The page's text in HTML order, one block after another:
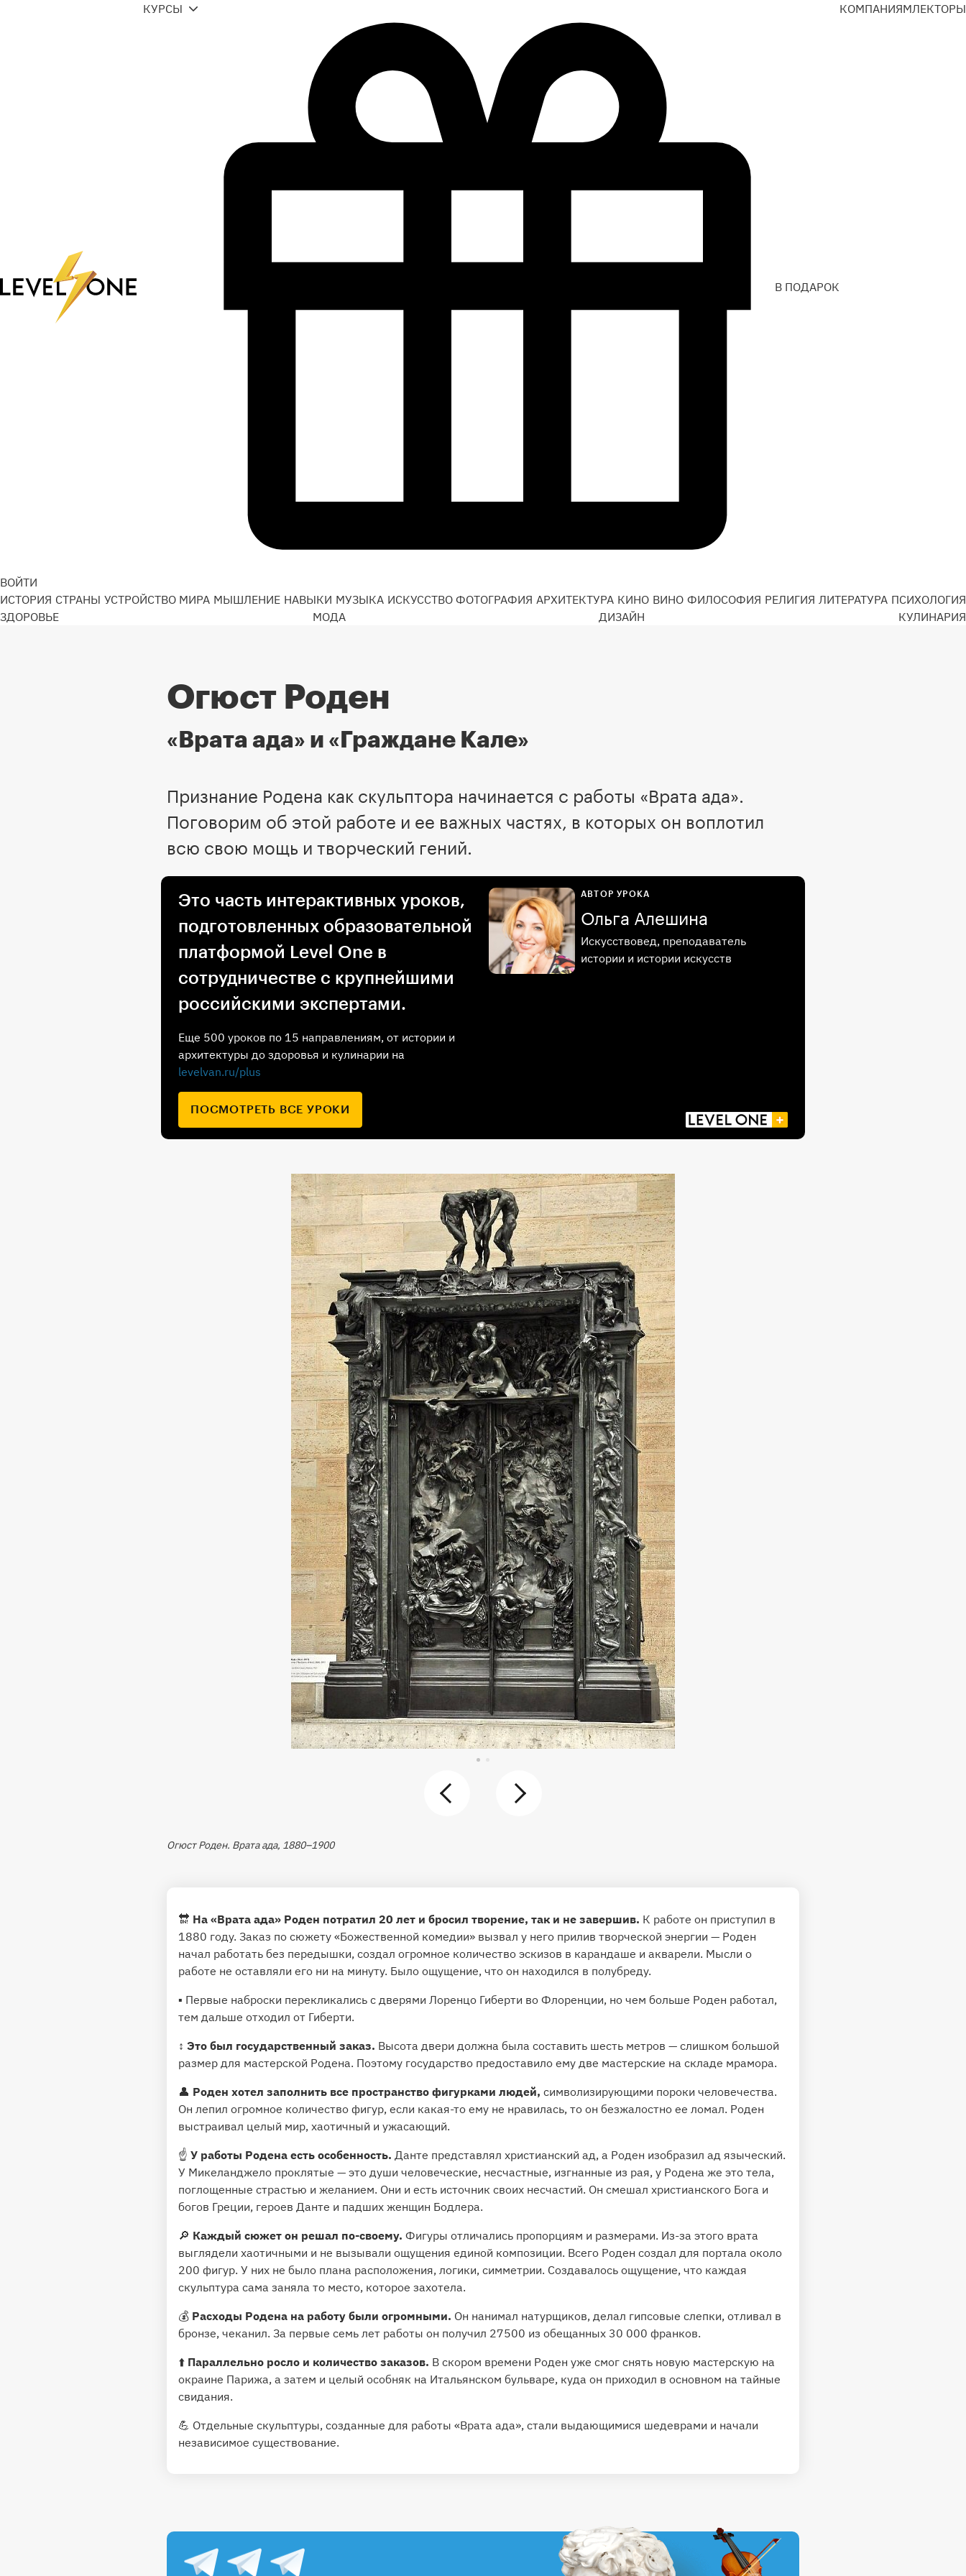
ВОЙТИ
КУРСЫ
В ПОДАРОК
КОМПАНИЯМЛЕКТОРЫ
ИСТОРИЯ СТРАНЫ УСТРОЙСТВО МИРА МЫШЛЕНИЕ НАВЫКИ МУЗЫКА ИСКУССТВО ФОТОГРАФИЯ АРХИТЕКТУРА КИНО ВИНО ФИЛОСОФИЯ РЕЛИГИЯ ЛИТЕРАТУРА ПСИХОЛОГИЯ
ЗДОРОВЬЕ
МОДА ДИЗАЙН КУЛИНАРИЯ
Огюст Роден
«Врата ада» и «Граждане Кале»
Признание Родена как скульптора начинается с работы «Врата ада».
Поговорим об этой работе и ее важных частях, в которых он воплотил
всю свою мощь и творческий гений.
Это часть интерактивных уроков,
подготовленных образовательной
платформой Level One в
сотрудничестве с крупнейшими
российскими экспертами.
Еще 500 уроков по 15 направлениям, от истории и
архитектуры до здоровья и кулинарии на
levelvan.ru/plus
ПОСМОТРЕТЬ ВСЕ УРОКИ
АВТОР УРОКА
Ольга Алешина
Искусствовед, преподаватель
истории и истории искусств
Огюст Роден. Врата ада, 1880–1900
🔛 На «Врата ада» Роден потратил 20 лет и бросил творение, так и не завершив. К работе он приступил в
1880 году. Заказ по сюжету «Божественной комедии» вызвал у него прилив творческой энергии — Роден
начал работать без передышки, создал огромное количество эскизов в карандаше и акварели. Мысли о
работе не оставляли его ни на минуту. Было ощущение, что он находился в полубреду.
▪️ Первые наброски перекликались с дверями Лоренцо Гиберти во Флоренции, но чем больше Роден работал,
тем дальше отходил от Гиберти.
↕️ Это был государственный заказ. Высота двери должна была составить шесть метров — слишком большой
размер для мастерской Родена. Поэтому государство предоставило ему две мастерские на складе мрамора.
👤 Роден хотел заполнить все пространство фигурками людей, символизирующими пороки человечества.
Он лепил огромное количество фигур, если какая-то ему не нравилась, то он безжалостно ее ломал. Роден
выстраивал целый мир, хаотичный и ужасающий.
☝️ У работы Родена есть особенность. Данте представлял христианский ад, а Роден изобразил ад языческий.
У Микеланджело проклятые — это души человеческие, несчастные, изгнанные из рая, у Родена же это тела,
поглощенные страстью и желанием. Они и есть источник своих несчастий. Он смешал христианского Бога и
богов Греции, героев Данте и падших женщин Бодлера.
🔎 Каждый сюжет он решал по-своему. Фигуры отличались пропорциям и размерами. Из-за этого врата
выглядели хаотичными и не вызывали ощущения единой композиции. Всего Роден создал для портала около
200 фигур. У них не было плана расположения, логики, симметрии. Создавалось ощущение, что каждая
скульптура сама заняла то место, которое захотела.
💰 Расходы Родена на работу были огромными. Он нанимал натурщиков, делал гипсовые слепки, отливал в
бронзе, чеканил. За первые семь лет работы он получил 27500 из обещанных 30 000 франков.
⬆️ Параллельно росло и количество заказов. В скором времени Роден уже смог снять новую мастерскую на
окраине Парижа, а затем и целый особняк на Итальянском бульваре, куда он приходил в основном на тайные
свидания.
💪 Отдельные скульптуры, созданные для работы «Врата ада», стали выдающимися шедеврами и начали
независимое существование.